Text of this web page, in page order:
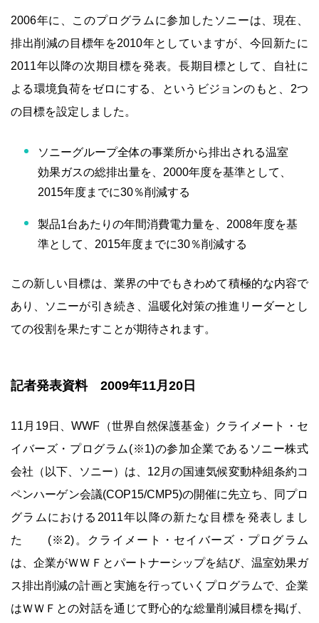
2006年に、このプログラムに参加したソニーは、現在、
排出削減の目標年を2010年としていますが、今回新たに
2011年以降の次期目標を発表。長期目標として、自社に
よる環境負荷をゼロにする、というビジョンのもと、2つ
の目標を設定しました。
ソニーグループ全体の事業所から排出される温室
効果ガスの総排出量を、2000年度を基準として、
2015年度までに30％削減する
製品1台あたりの年間消費電力量を、2008年度を基
準として、2015年度までに30％削減する
この新しい目標は、業界の中でもきわめて積極的な内容で
あり、ソニーが引き続き、温暖化対策の推進リーダーとし
ての役割を果たすことが期待されます。
記者発表資料 2009年11月20日
11月19日、WWF（世界自然保護基金）クライメート・セ
イバーズ・プログラム(※1)の参加企業であるソニー株式
会社（以下、ソニー）は、12月の国連気候変動枠組条約コ
ペンハーゲン会議(COP15/CMP5)の開催に先立ち、同プロ
グラムにおける2011年以降の新たな目標を発表しまし
た (※2)。クライメート・セイバーズ・プログラム
は、企業がＷＷＦとパートナーシップを結び、温室効果ガ
ス排出削減の計画と実施を行っていくプログラムで、企業
はＷＷＦとの対話を通じて野心的な総量削減目標を掲げ、